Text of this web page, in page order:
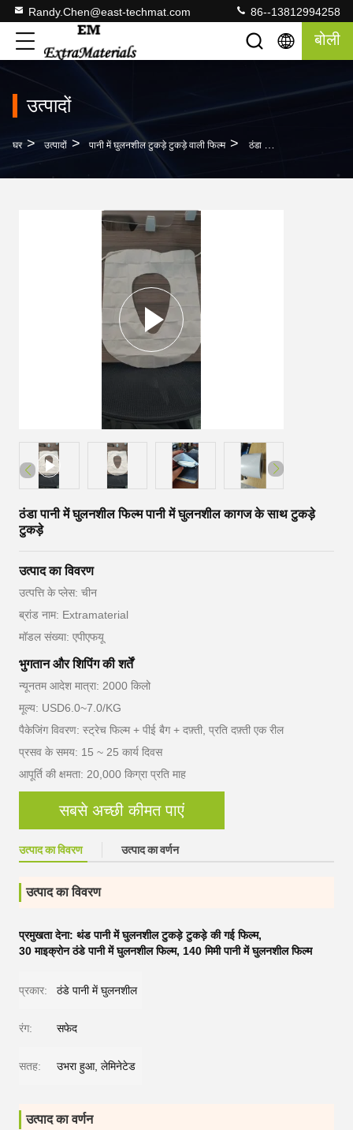
Randy.Chen@east-techmat.com 86--13812994258
बोली
उत्पादों
घर > उत्पादों > पानी में घुलनशील टुकड़े टुकड़े वाली फिल्म > ठंडा पानी में घुलनशील फिल्म पानी में घुलनशील कागज के साथ टुकड़े टुकड़े
ठंडा पानी में घुलनशील फिल्म पानी में घुलनशील कागज के साथ टुकड़े
टुकड़े
उत्पाद का विवरण
उत्पत्ति के प्लेस: चीन
ब्रांड नाम: Extramaterial
मॉडल संख्या: एपीएफयू
भुगतान और शिपिंग की शर्तें
न्यूनतम आदेश मात्रा: 2000 किलो
मूल्य: USD6.0~7.0/KG
पैकेजिंग विवरण: स्ट्रेच फिल्म + पीई बैग + दफ़्ती, प्रति दफ़्ती एक रील
प्रसव के समय: 15 ~ 25 कार्य दिवस
आपूर्ति की क्षमता: 20,000 किग्रा प्रति माह
सबसे अच्छी कीमत पाएं
उत्पाद का विवरण उत्पाद का वर्णन
उत्पाद का विवरण
प्रमुखता देना: थंड पानी में घुलनशील टुकड़े टुकड़े की गई फिल्म,
30 माइक्रोन ठंडे पानी में घुलनशील फिल्म, 140 मिमी पानी में घुलनशील फिल्म
प्रकार: ठंडे पानी में घुलनशील
रंग: सफेद
सतह: उभरा हुआ, लेमिनेटेड
उत्पाद का वर्णन